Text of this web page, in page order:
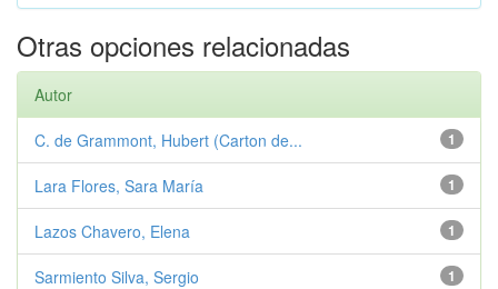
Otras opciones relacionadas
Autor
1
C. de Grammont, Hubert (Carton de...
1
Lara Flores, Sara María
1
Lazos Chavero, Elena
1
Sarmiento Silva, Sergio